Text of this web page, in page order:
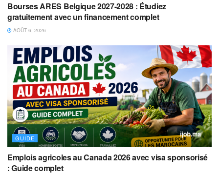
Bourses ARES Belgique 2027-2028 : Étudiez
gratuitement avec un financement complet
AOÛT 6, 2026
GUIDE
Emplois agricoles au Canada 2026 avec visa sponsorisé
: Guide complet